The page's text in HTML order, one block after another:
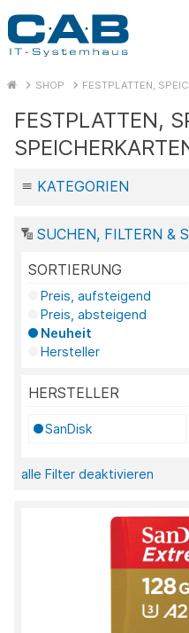
SHOP FESTPLATTEN,
FESTPLATTEN,
KATEGORIEN
SUCHEN, FILTERN &
SORTIERUNG
Preis, aufsteigend
Preis, absteigend
Neuheit
Hersteller
HERSTELLER
SanDisk
alle Filter deaktivieren